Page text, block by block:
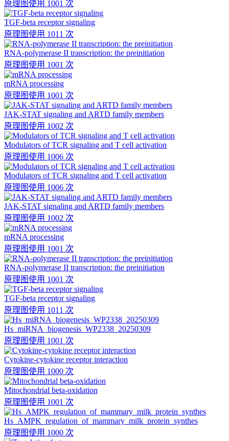
原理图使用 1001 次
TGF-beta receptor signaling
原理图使用 1011 次
RNA-polymerase II transcription: the preinitiation
原理图使用 1001 次
mRNA processing
原理图使用 1001 次
JAK-STAT signaling and ARTD family members
原理图使用 1002 次
Modulators of TCR signaling and T cell activation
原理图使用 1006 次
Modulators of TCR signaling and T cell activation
原理图使用 1006 次
JAK-STAT signaling and ARTD family members
原理图使用 1002 次
mRNA processing
原理图使用 1001 次
RNA-polymerase II transcription: the preinitiation
原理图使用 1001 次
TGF-beta receptor signaling
原理图使用 1011 次
Hs_miRNA_biogenesis_WP2338_20250309
原理图使用 1001 次
Cytokine-cytokine receptor interaction
原理图使用 1000 次
Mitochondrial beta-oxidation
原理图使用 1001 次
Hs_AMPK_regulation_of_mammary_milk_protein_synthes
原理图使用 1000 次